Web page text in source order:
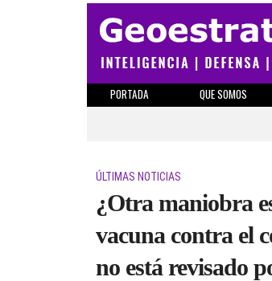
PORTADA QUE SOMOS
ÚLTIMAS NOTICIAS
¿Otra maniobra
vacuna contra el
no está revisado